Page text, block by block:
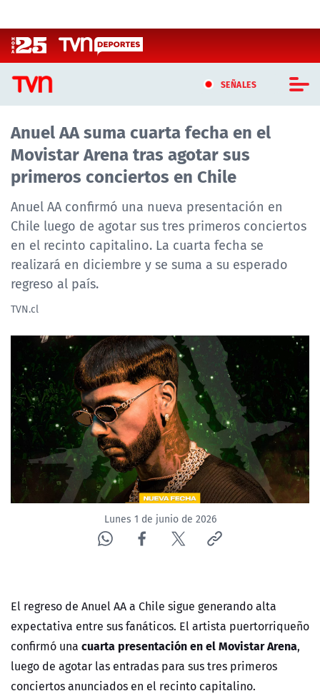
SEÑALES
CASTING MASTERCHEF CHILE
CASTING TVN VERTICAL
TVN VERTICAL
TVN PLAY
PROGRAMAS
TELESERIES
NTV
ACTUALIDAD Y TENDENCIAS
CORPORATIVO Y TRANSPARENCIA
CANAL DE DENUNCIAS
ÁREA DE PROYECTOS
Anuel AA suma cuarta fecha en el
Movistar Arena tras agotar sus
primeros conciertos en Chile
Anuel AA confirmó una nueva presentación en
Chile luego de agotar sus tres primeros conciertos
en el recinto capitalino. La cuarta fecha se
realizará en diciembre y se suma a su esperado
regreso al país.
TVN.cl
Lunes 1 de junio de 2026
El regreso de Anuel AA a Chile sigue generando alta
expectativa entre sus fanáticos. El artista puertorriqueño
confirmó una cuarta presentación en el Movistar Arena,
luego de agotar las entradas para sus tres primeros
conciertos anunciados en el recinto capitalino.